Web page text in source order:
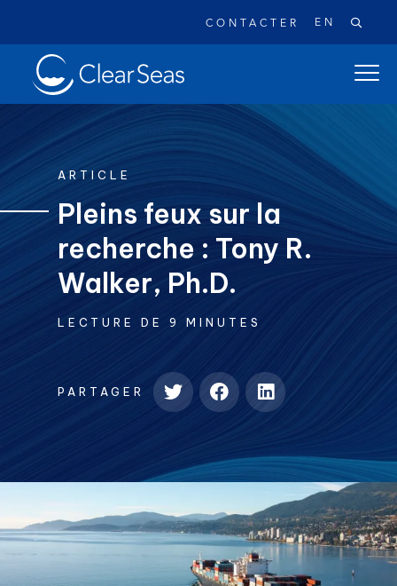
ouvrir
CONTACTER EN
Clear
SeasAccueil
Recherches populaires:
Les déversements de pétrole
Changement climatique
Sécurité À propos
ARTICLE
Pleins feux sur la
recherche : Tony R.
Walker, Ph.D.
LECTURE DE 9 MINUTES
PARTAGER